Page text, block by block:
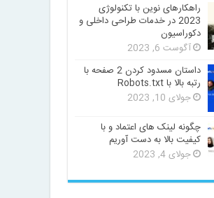
راهکارهای نوین با تکنولوژی
2023 در خدمات طراحی داخلی و
دکوراسیون
آگوست 6, 2023
داستان مسدود کردن 2 صفحه با
رتبه بالا با Robots.txt
جولای 10, 2023
چگونه لینک های اعتماد و با
کیفیت بالا به دست آوریم
جولای 4, 2023